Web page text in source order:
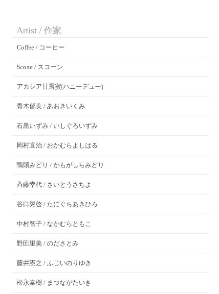
Artist / 作家
Coffee / コーヒー
Scone / スコーン
アカシア甘露蜜(ハニーデュー)
青木郁美 / あおきいくみ
石黒いずみ / いしぐろいずみ
岡村宜治 / おかむらよしはる
鴨頭みどり / かもがしらみどり
斉藤幸代 / さいとうさちよ
谷口晃啓 / たにぐちあきひろ
中村智子 / なかむらともこ
野田里美 / のださとみ
藤井憲之 / ふじいのりゆき
松永泰樹 / まつながたいき